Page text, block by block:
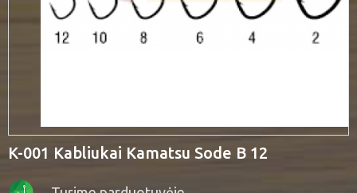
K-001 Kabliukai Kamatsu Sode B 12